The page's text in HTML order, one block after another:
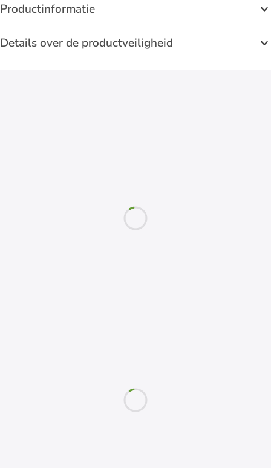
Productinformatie
Details over de productveiligheid